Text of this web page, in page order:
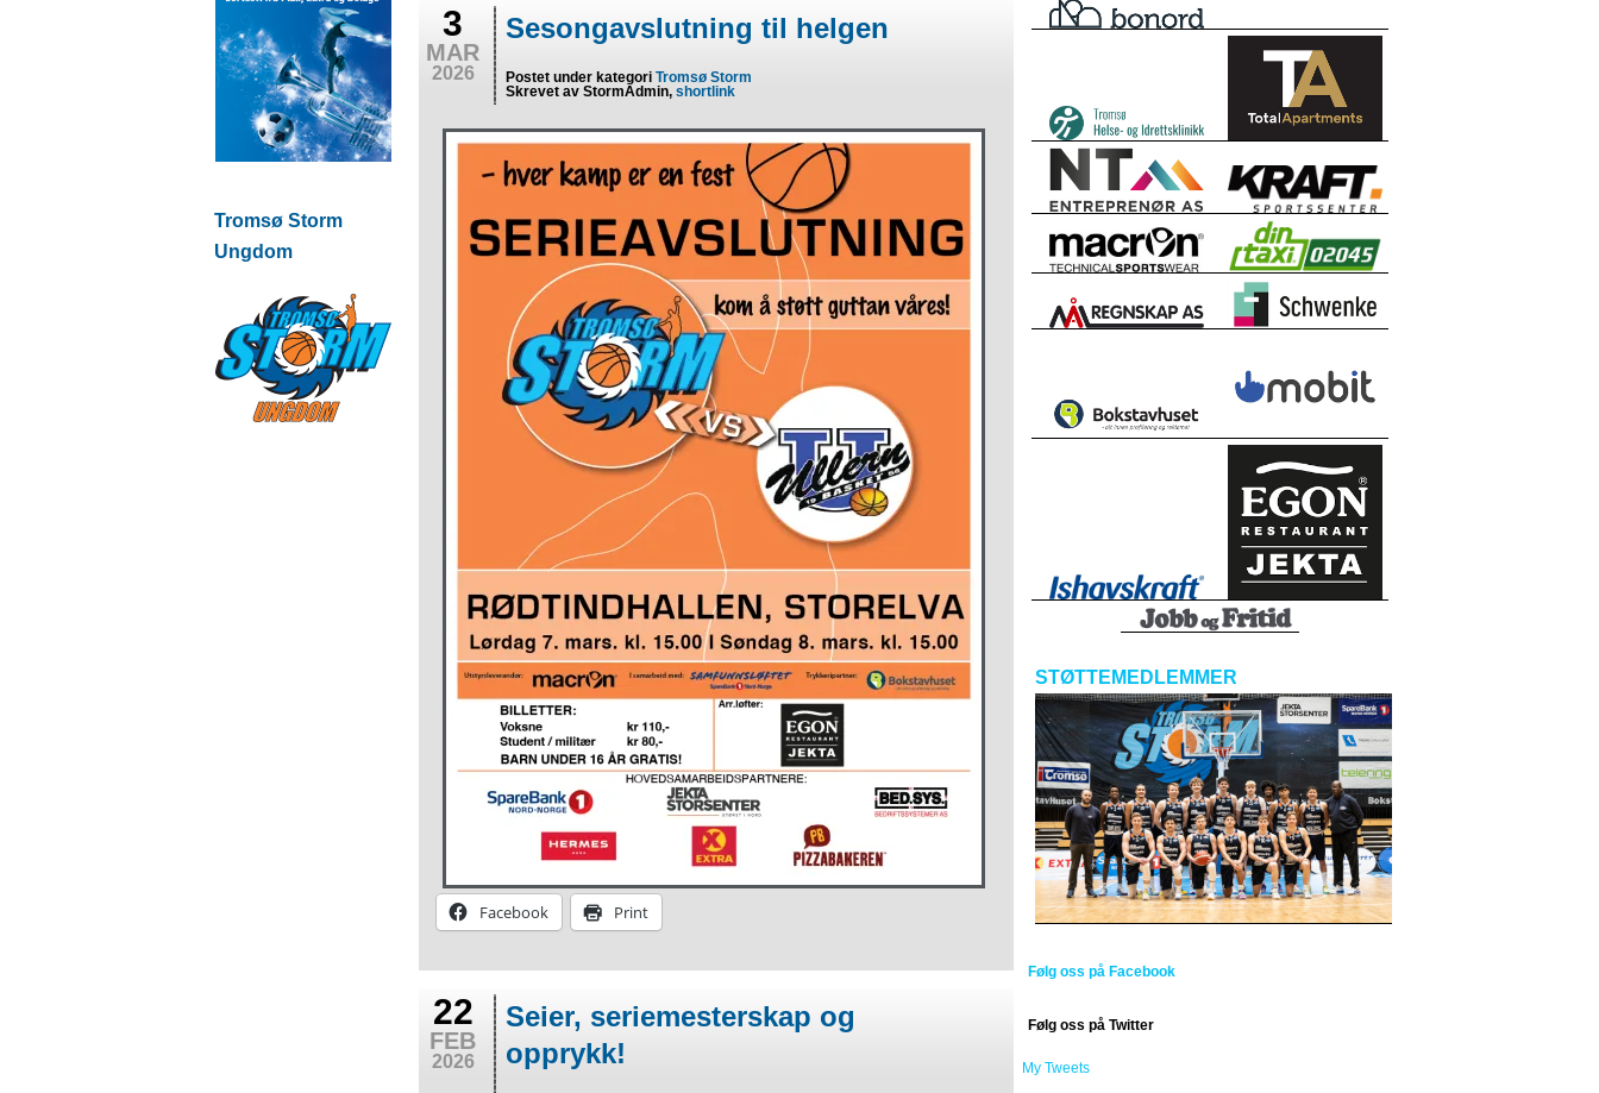
Tromsø Storm
Ungdom
3
MAR
2026
Sesongavslutning til helgen
Postet under kategori Tromsø Storm
Skrevet av StormAdmin, shortlink
Facebook Print
22
FEB
2026
Seier, seriemesterskap og
opprykk!
STØTTEMEDLEMMER
Følg oss på Facebook
Følg oss på Twitter
My Tweets